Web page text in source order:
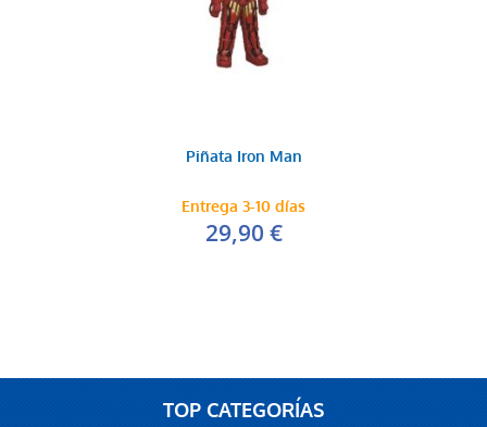
Piñata Iron Man
Entrega 3-10 días
29,90 €
TOP CATEGORÍAS